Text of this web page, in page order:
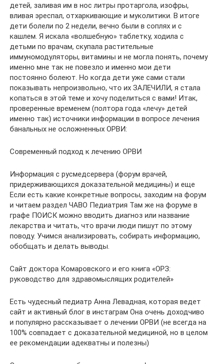
детей, заливая им в нос литры протаргола, изофры,
вливая эреспал, отхаркивающие и муколитики. В итоге
дети болели по 2 недели, вечно были в соплях и с
кашлем. Я искала «волшебную» таблетку, ходила с
детьми по врачам, скупала растительные
иммуномодуляторы, витамины и не могла понять, почему
именно мне так не повезло и именно мои дети
постоянно болеют. Но когда дети уже сами стали
показывать непроизвольно, что их ЗАЛЕЧИЛИ, я стала
копаться в этой теме и хочу поделиться с вами! Итак,
проверенные временем (полтора года «лечу» детей
именно так) источники информации в вопросе лечения
банальных не осложненных ОРВИ:
Современный подход к лечению ОРВИ
Информация с русмедсервера (форум врачей,
придерживающихся доказательной медицины) и еще
Если есть какие конкретные вопросы, заходим на форум
и читаем раздел ЧАВО Педиатрия Там же на форуме в
графе ПОИСК можно вводить диагноз или название
лекарства и читать, что врачи люди пишут по этому
поводу. Учимся анализировать, собирать информацию,
обобщать и делать выводы.
Сайт доктора Комаровского и его книга «ОРЗ:
руководство для здравомыслящих родителей»
Есть чудесный педиатр Анна Левадная, которая ведет
сайт и активный блог в инстаграм Она очень доходчиво
и популярно рассказывает о лечении ОРВИ (не всегда на
100% совпадает с доказательной медициной, но в целом
ее рекомендации адекватны и полезны)